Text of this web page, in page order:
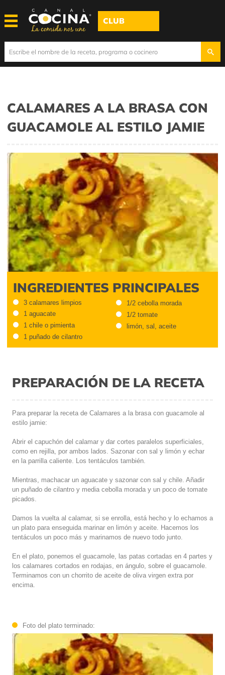
CLUB
CALAMARES A LA BRASA CON
GUACAMOLE AL ESTILO JAMIE
INGREDIENTES PRINCIPALES
3 calamares limpios
1 aguacate
1 chile o pimienta
1 puñado de cilantro
1/2 cebolla morada
1/2 tomate
limón, sal, aceite
PREPARACIÓN DE LA RECETA
Para preparar la receta de Calamares a la brasa con guacamole al
estilo jamie:
Abrir el capuchón del calamar y dar cortes paralelos superficiales,
como en rejilla, por ambos lados. Sazonar con sal y limón y echar
en la parrilla caliente. Los tentáculos también.
Mientras, machacar un aguacate y sazonar con sal y chile. Añadir
un puñado de cilantro y media cebolla morada y un poco de tomate
picados.
Damos la vuelta al calamar, si se enrolla, está hecho y lo echamos a
un plato para enseguida marinar en limón y aceite. Hacemos los
tentáculos un poco más y marinamos de nuevo todo junto.
En el plato, ponemos el guacamole, las patas cortadas en 4 partes y
los calamares cortados en rodajas, en ángulo, sobre el guacamole.
Terminamos con un chorrito de aceite de oliva virgen extra por
encima.
Foto del plato terminado: